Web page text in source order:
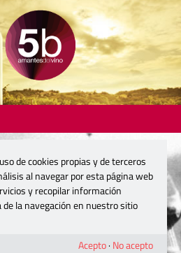
de cookies propias y de terceros
al navegar por esta página web
y recopilar información
la navegación en nuestro sitio
Acepto· No acepto